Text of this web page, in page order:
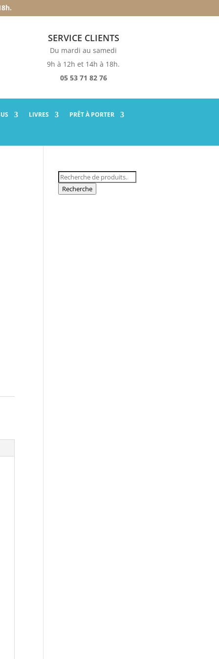
SERVICE CLIENTS
Du mardi au samedi
9h à 12h et 14h à 18h.
05 53 71 82 76
LIVRES
PRÊT À PORTER
Recherche
pour :
Recherche